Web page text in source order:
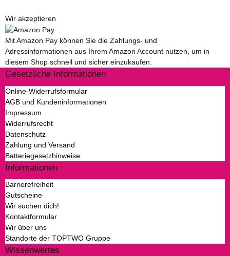
Wir akzeptieren
Mit Amazon Pay können Sie die Zahlungs- und
Adressinformationen aus Ihrem Amazon Account nutzen, um in
diesem Shop schnell und sicher einzukaufen.
Gesetzliche Informationen
Online-Widerrufsformular
AGB und Kundeninformationen
Impressum
Widerrufsrecht
Datenschutz
Zahlung und Versand
Batteriegesetzhinweise
Informationen
Barrierefreiheit
Gutscheine
Wir suchen dich!
Kontaktformular
Wir über uns
Standorte der TOPTWO Gruppe
Wissenwertes